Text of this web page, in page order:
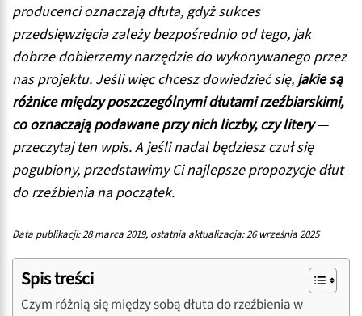
producenci oznaczają dłuta, gdyż sukces
przedsięwzięcia zależy bezpośrednio od tego, jak
dobrze dobierzemy narzędzie do wykonywanego przez
nas projektu. Jeśli więc chcesz dowiedzieć się, jakie są
różnice między poszczególnymi dłutami rzeźbiarskimi,
co oznaczają podawane przy nich liczby, czy litery—
przeczytaj ten wpis. A jeśli nadal będziesz czuł się
pogubiony, przedstawimy Ci najlepsze propozycje dłut
do rzeźbienia na początek.
Data publikacji: 28 marca 2019, ostatnia aktualizacja: 26 września 2025
Spis treści
Czym różnią się między sobą dłuta do rzeźbienia w